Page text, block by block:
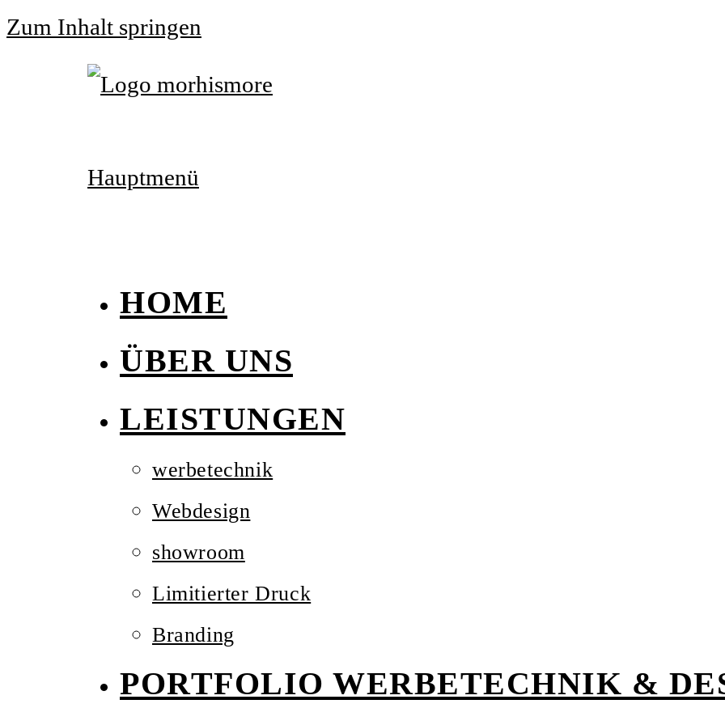
Zum Inhalt springen
Hauptmenü
HOME
ÜBER UNS
LEISTUNGEN
werbetechnik
Webdesign
showroom
Limitierter Druck
Branding
PORTFOLIO WERBETECHNIK &